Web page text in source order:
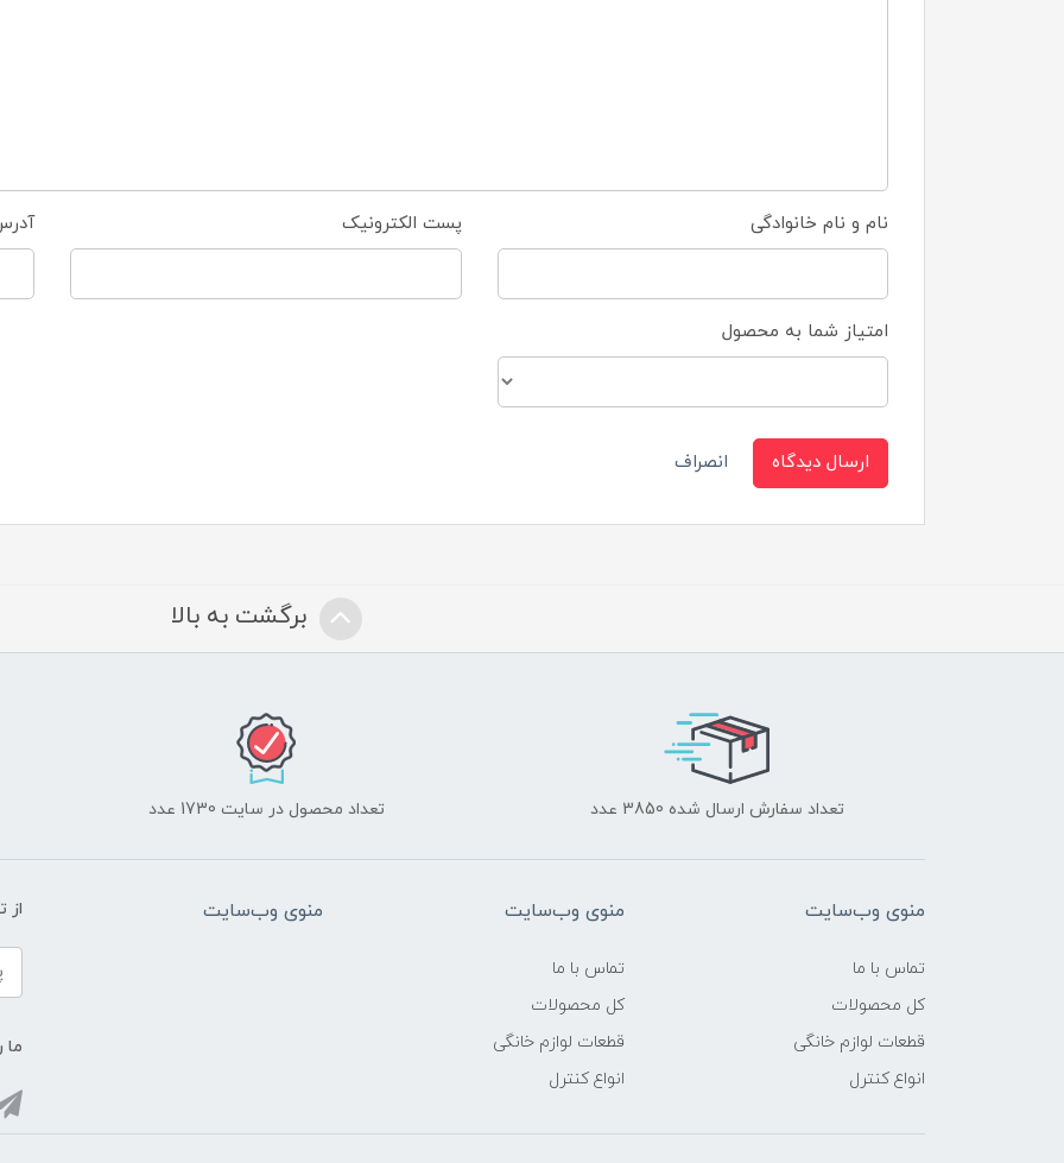
نام و نام خانوادگی پست الکترونیک
امتیاز شما به محصول
ارسال دیدگاه انصراف
برگشت به بالا
تعداد سفارش ارسال شده 3850 عدد تعداد محصول در سایت 1730 عدد
منوی وب‌سایت
تماس با ما
کل محصولات
قطعات لوازم خانگی
انواع کنترل
منوی وب‌سایت
تماس با ما
کل محصولات
قطعات لوازم خانگی
انواع کنترل
منوی وب‌سایت از
ما